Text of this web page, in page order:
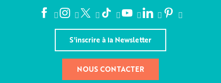
S'inscrire à la Newsletter
NOUS CONTACTER